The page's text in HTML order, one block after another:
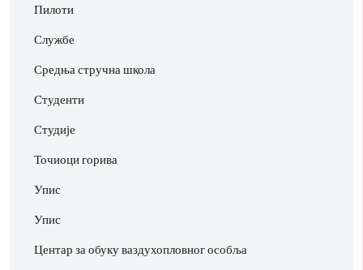
Пилоти
Службе
Средња стручна школа
Студенти
Студије
Точиоци горива
Упис
Упис
Центар за обуку ваздухопловног особља